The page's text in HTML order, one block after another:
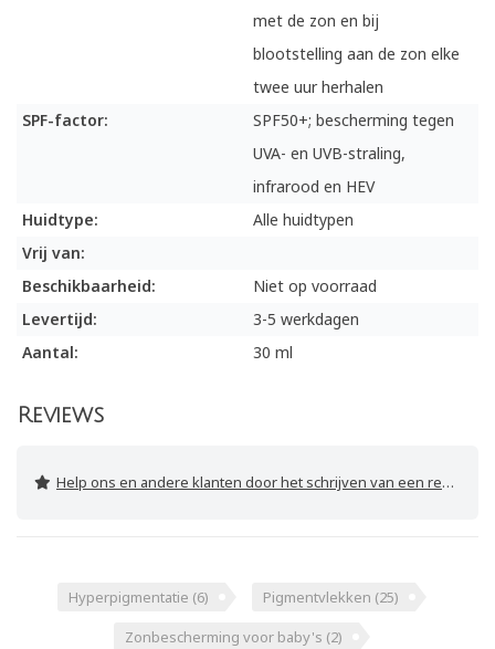
met de zon en bij
blootstelling aan de zon elke
twee uur herhalen
SPF-factor:
SPF50+; bescherming tegen
UVA- en UVB-straling,
infrarood en HEV
Huidtype:
Alle huidtypen
Vrij van:
Beschikbaarheid:
Niet op voorraad
Levertijd:
3-5 werkdagen
Aantal:
30 ml
Reviews
Help ons en andere klanten door het schrijven van een review
Hyperpigmentatie (6) Pigmentvlekken (25)
Zonbescherming voor baby's (2)